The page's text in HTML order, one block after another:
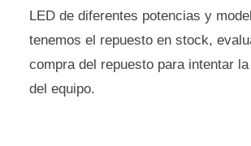
LED de diferentes potencias y
tenemos el repuesto en stock,
compra del repuesto para intentar
del equipo.